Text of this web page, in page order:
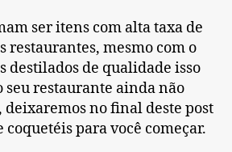
ser itens com alta taxa de
restaurantes, mesmo com o
destilados de qualidade isso
seu restaurante ainda não
deixaremos no final deste post
coquetéis para você começar.